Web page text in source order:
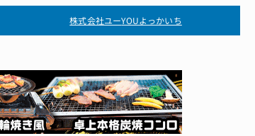
株式会社ユーYOUよっかいち